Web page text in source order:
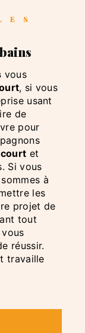
vous
, si vous
usant
de
pour
et
Si vous
à
les
projet de
tout
réussir.
travaille